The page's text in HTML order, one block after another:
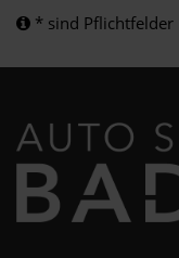
* sind Pflichtfelder